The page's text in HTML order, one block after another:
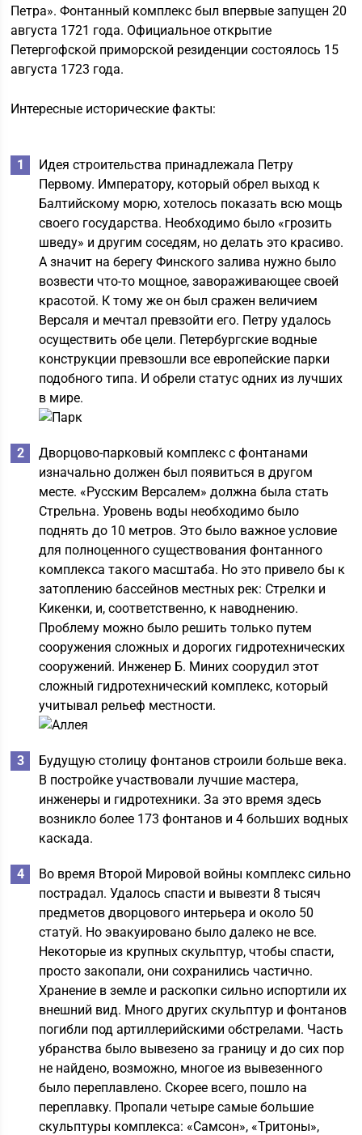
Петра». Фонтанный комплекс был впервые запущен 20
августа 1721 года. Официальное открытие
Петергофской приморской резиденции состоялось 15
августа 1723 года.
Интересные исторические факты:
Идея строительства принадлежала Петру
Первому. Императору, который обрел выход к
Балтийскому морю, хотелось показать всю мощь
своего государства. Необходимо было «грозить
шведу» и другим соседям, но делать это красиво.
А значит на берегу Финского залива нужно было
возвести что-то мощное, завораживающее своей
красотой. К тому же он был сражен величием
Версаля и мечтал превзойти его. Петру удалось
осуществить обе цели. Петербургские водные
конструкции превзошли все европейские парки
подобного типа. И обрели статус одних из лучших
в мире.
Дворцово-парковый комплекс с фонтанами
изначально должен был появиться в другом
месте. «Русским Версалем» должна была стать
Стрельна. Уровень воды необходимо было
поднять до 10 метров. Это было важное условие
для полноценного существования фонтанного
комплекса такого масштаба. Но это привело бы к
затоплению бассейнов местных рек: Стрелки и
Кикенки, и, соответственно, к наводнению.
Проблему можно было решить только путем
сооружения сложных и дорогих гидротехнических
сооружений. Инженер Б. Миних соорудил этот
сложный гидротехнический комплекс, который
учитывал рельеф местности.
Будущую столицу фонтанов строили больше века.
В постройке участвовали лучшие мастера,
инженеры и гидротехники. За это время здесь
возникло более 173 фонтанов и 4 больших водных
каскада.
Во время Второй Мировой войны комплекс сильно
пострадал. Удалось спасти и вывезти 8 тысяч
предметов дворцового интерьера и около 50
статуй. Но эвакуировано было далеко не все.
Некоторые из крупных скульптур, чтобы спасти,
просто закопали, они сохранились частично.
Хранение в земле и раскопки сильно испортили их
внешний вид. Много других скульптур и фонтанов
погибли под артиллерийскими обстрелами. Часть
убранства было вывезено за границу и до сих пор
не найдено, возможно, многое из вывезенного
было переплавлено. Скорее всего, пошло на
переплавку. Пропали четыре самые большие
скульптуры комплекса: «Самсон», «Тритоны»,